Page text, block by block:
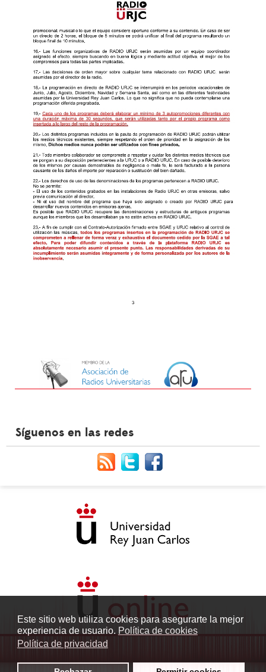
Este sitio web utiliza cookies para asegurarte la mejor
experiencia de usuario. Política de cookies
Política de privacidad
Síguenos en las redes